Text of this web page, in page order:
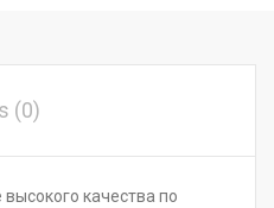
(0)
качества по